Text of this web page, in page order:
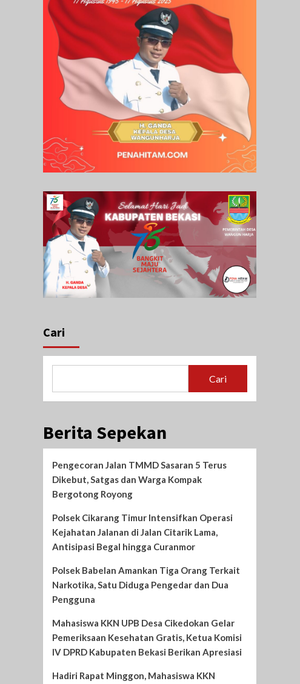
Cari
Cari
Berita Sepekan
Pengecoran Jalan TMMD Sasaran 5 Terus
Dikebut, Satgas dan Warga Kompak
Bergotong Royong
Polsek Cikarang Timur Intensifkan Operasi
Kejahatan Jalanan di Jalan Citarik Lama,
Antisipasi Begal hingga Curanmor
Polsek Babelan Amankan Tiga Orang Terkait
Narkotika, Satu Diduga Pengedar dan Dua
Pengguna
Mahasiswa KKN UPB Desa Cikedokan Gelar
Pemeriksaan Kesehatan Gratis, Ketua Komisi
IV DPRD Kabupaten Bekasi Berikan Apresiasi
Hadiri Rapat Minggon, Mahasiswa KKN